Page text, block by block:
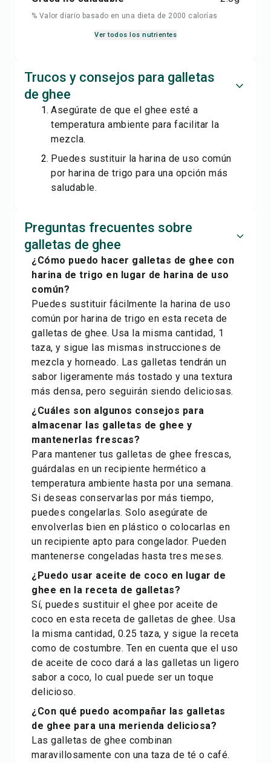
% Valor diario basado en una dieta de 2000 calorías
Ver todos los nutrientes
Trucos y consejos para galletas
de ghee
Asegúrate de que el ghee esté a
temperatura ambiente para facilitar la
mezcla.
Puedes sustituir la harina de uso común
por harina de trigo para una opción más
saludable.
Preguntas frecuentes sobre
galletas de ghee
¿Cómo puedo hacer galletas de ghee con
harina de trigo en lugar de harina de uso
común?
Puedes sustituir fácilmente la harina de uso
común por harina de trigo en esta receta de
galletas de ghee. Usa la misma cantidad, 1
taza, y sigue las mismas instrucciones de
mezcla y horneado. Las galletas tendrán un
sabor ligeramente más tostado y una textura
más densa, pero seguirán siendo deliciosas.
¿Cuáles son algunos consejos para
almacenar las galletas de ghee y
mantenerlas frescas?
Para mantener tus galletas de ghee frescas,
guárdalas en un recipiente hermético a
temperatura ambiente hasta por una semana.
Si deseas conservarlas por más tiempo,
puedes congelarlas. Solo asegúrate de
envolverlas bien en plástico o colocarlas en
un recipiente apto para congelador. Pueden
mantenerse congeladas hasta tres meses.
¿Puedo usar aceite de coco en lugar de
ghee en la receta de galletas?
Sí, puedes sustituir el ghee por aceite de
coco en esta receta de galletas de ghee. Usa
la misma cantidad, 0.25 taza, y sigue la receta
como de costumbre. Ten en cuenta que el uso
de aceite de coco dará a las galletas un ligero
sabor a coco, lo cual puede ser un toque
delicioso.
¿Con qué puedo acompañar las galletas
de ghee para una merienda deliciosa?
Las galletas de ghee combinan
maravillosamente con una taza de té o café.